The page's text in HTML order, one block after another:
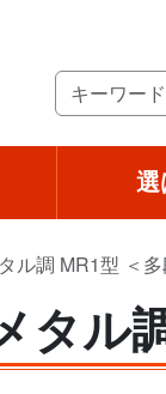
ル調 MR1型 ＜
タル